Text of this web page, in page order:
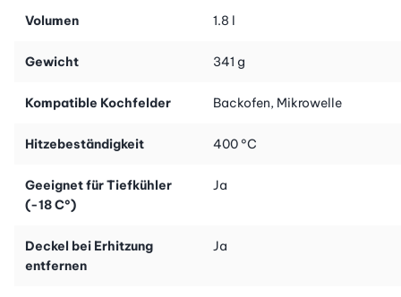
Volumen 1.8 l
Gewicht 341 g
Kompatible Kochfelder Backofen, Mikrowelle
Hitzebeständigkeit 400 °C
Geeignet für Tiefkühler
(-18 C°)
Ja
Deckel bei Erhitzung
entfernen
Ja